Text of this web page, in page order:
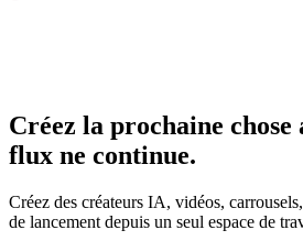
Créez la prochaine chose
flux ne continue.
Créez des créateurs IA, vidéos,
de lancement depuis un seul espace de